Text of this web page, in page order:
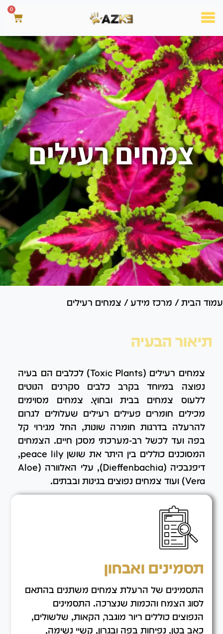
0
צמחים רעילים
עמוד הבית / מרכז מידע / צמחים רעילים
תיאור הבעיה
צמחים רעילים (Toxic Plants) לכלבים הם בעיה
נפוצה במיוחד בקרב כלבים סקרנים הנוטים
ללעוס צמחים בבית ובחוץ. צמחים מסוימים
מכילים חומרים פעילים רעילים שעלולים לגרום
להרעלה בדרגות חומרה שונות, החל מגירוי קל
בפה ועד לכשל רב-מערכתי מסכן חיים. הצמחים
המסוכנים כוללים בין היתר את שושן peace lily,
דיפנבכיה (Dieffenbachia), עלי האלוורה (Aloe
Vera) ועוד צמחים נפוצים בגינות ובבתים.
תסמינים ואבחון
התסמינים של הרעלת צמחים משתנים בהתאם
לסוג הצמח והכמות שנצרכה. התסמינים
הנפוצים כוללים ריור מוגבר, הקאות, שלשולים,
כאב בטן, נפיחות בפה ובגרון, קשיי נשימה,